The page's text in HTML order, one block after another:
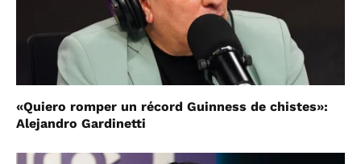
«Quiero romper un récord Guinness de chistes»:
Alejandro Gardinetti